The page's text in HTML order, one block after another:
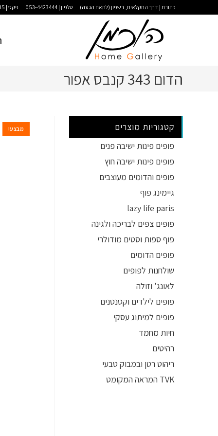
כתובת | דרך החקלאים, רשפון (לתאם הגעה) טלפון | 053-4423444 פקס | 09-9583035
הדום 343 קנבס אפור
מבצע!
קטגוריות מוצרים
פופים פינות ישיבה פנים
פופים פינות ישיבה חוץ
פופים והדומים מעוצבים
גיימינג פוף
lazy life paris
פופים צפים לבריכה ולגינה
פוף ספות וסטים מודולרי
פופים הדומים
שולחנות לפופים
לאונג' וזולה
פופים לילדים וקטנטנים
פופים למיתוג עסקי
חיות מחמד
רהיטים
ריהוט רטן ובמבוק טבעי
TVK המראה המקומט